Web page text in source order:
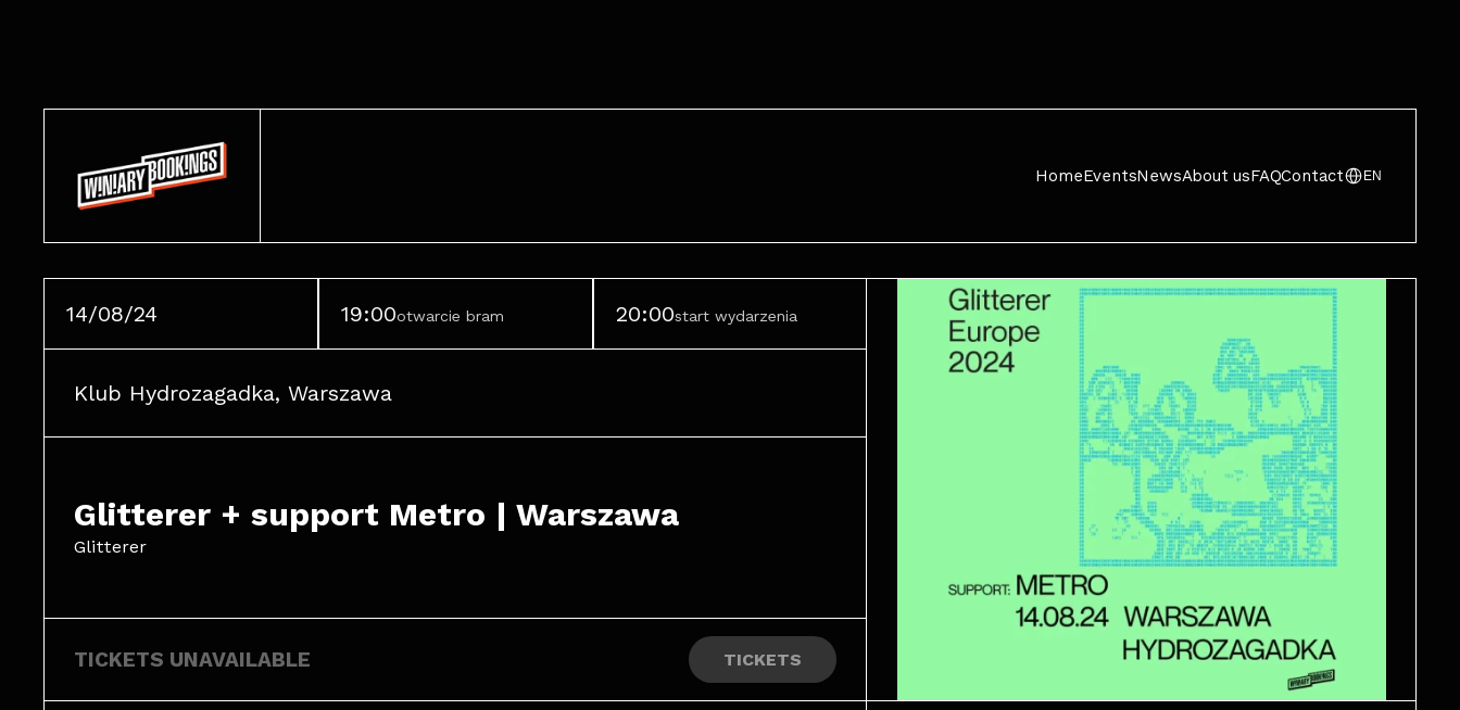
HomeEventsNewsAbout usFAQContact EN
14/08/24 19:00otwarcie bram 20:00start wydarzenia
Klub Hydrozagadka, Warszawa
Glitterer + support Metro | Warszawa
Glitterer
TICKETS UNAVAILABLE TICKETS